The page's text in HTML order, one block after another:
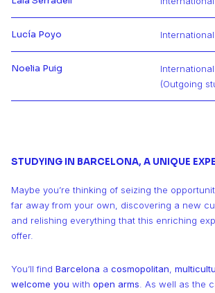
Más
Lucía Poyo
Más
Noelia Puig
(Outgoing
Más
STUDYING IN BARCELONA, A UNIQUE
Maybe you’re thinking of seizing the
far away from your own, discovering a new
and relishing everything that this enriching
offer.
You’ll find Barcelona a cosmopolitan,
welcome you with open arms. As well as the